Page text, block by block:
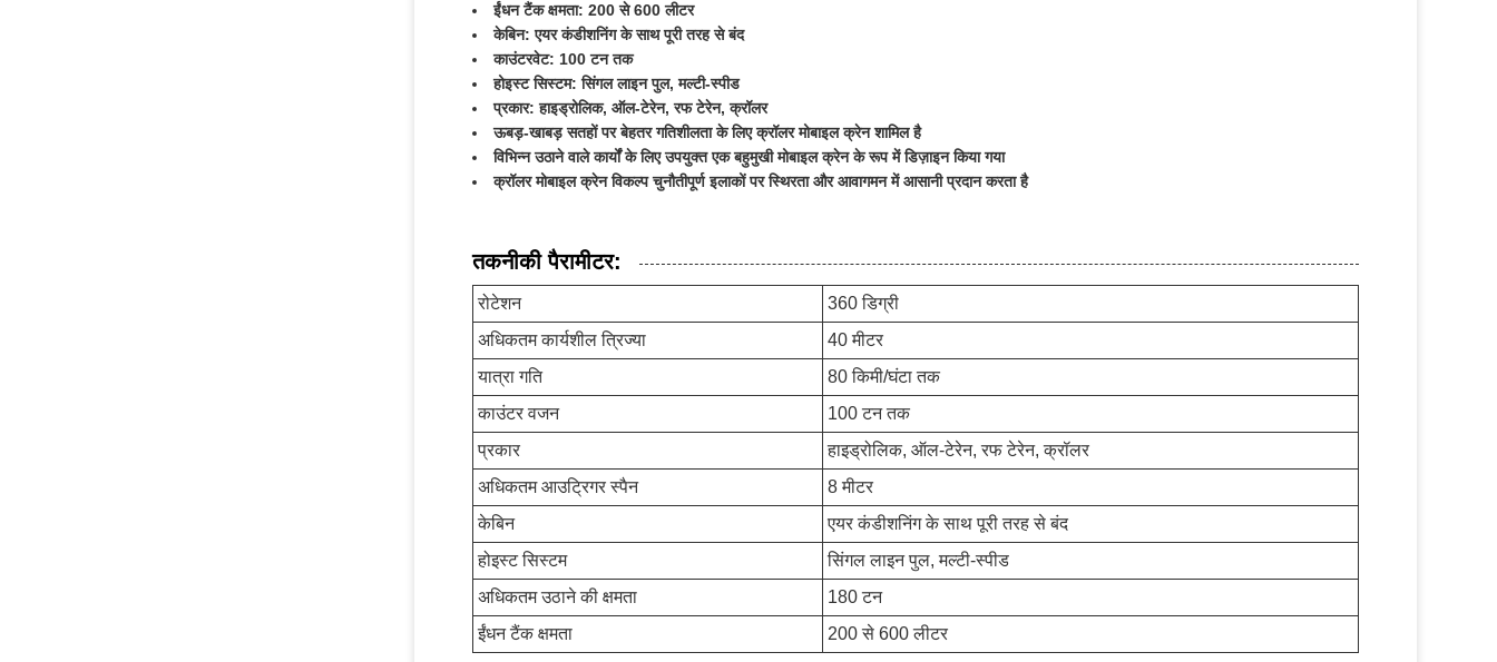
ईंधन टैंक क्षमता: 200 से 600 लीटर
केबिन: एयर कंडीशनिंग के साथ पूरी तरह से बंद
काउंटरवेट: 100 टन तक
होइस्ट सिस्टम: सिंगल लाइन पुल, मल्टी-स्पीड
प्रकार: हाइड्रोलिक, ऑल-टेरेन, रफ टेरेन, क्रॉलर
ऊबड़-खाबड़ सतहों पर बेहतर गतिशीलता के लिए क्रॉलर मोबाइल क्रेन शामिल है
विभिन्न उठाने वाले कार्यों के लिए उपयुक्त एक बहुमुखी मोबाइल क्रेन के रूप में डिज़ाइन किया गया
क्रॉलर मोबाइल क्रेन विकल्प चुनौतीपूर्ण इलाकों पर स्थिरता और आवागमन में आसानी प्रदान करता है
तकनीकी पैरामीटर:
रोटेशन
360 डिग्री
अधिकतम कार्यशील त्रिज्या
40 मीटर
यात्रा गति
80 किमी/घंटा तक
काउंटर वजन
100 टन तक
प्रकार
हाइड्रोलिक, ऑल-टेरेन, रफ टेरेन, क्रॉलर
अधिकतम आउट्रिगर स्पैन
8 मीटर
केबिन
एयर कंडीशनिंग के साथ पूरी तरह से बंद
होइस्ट सिस्टम
सिंगल लाइन पुल, मल्टी-स्पीड
अधिकतम उठाने की क्षमता
180 टन
ईंधन टैंक क्षमता
200 से 600 लीटर